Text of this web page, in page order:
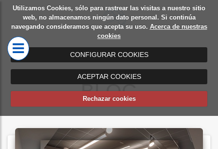
Utilizamos Cookies, sólo para rastrear las visitas a nuestro sitio
web, no almacenamos ningún dato personal. Si continúa
navegando consideramos que acepta su uso. Acerca de nuestras
cookies
CONFIGURAR COOKIES
ACEPTAR COOKIES
Rechazar cookies
Diseño
de
oficinas
Mamparas
de oficina
BLOG